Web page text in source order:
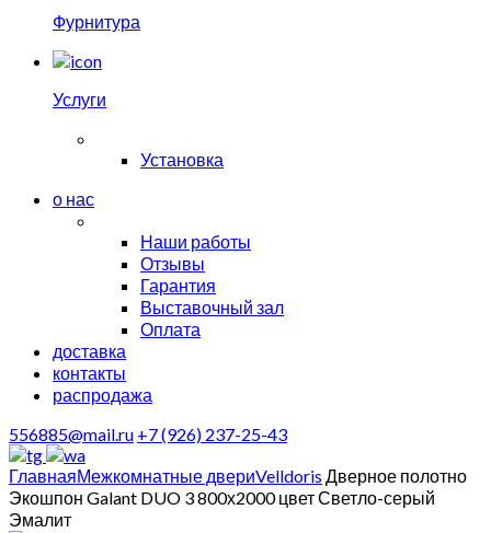
Фурнитура
Услуги
Установка
о нас
Наши работы
Отзывы
Гарантия
Выставочный зал
Оплата
доставка
контакты
распродажа
556885@mail.ru +7 (926) 237-25-43
ГлавнаяМежкомнатные двериVelldoris Дверное полотно
Экошпон Galant DUO 3 800х2000 цвет Светло-серый
Эмалит